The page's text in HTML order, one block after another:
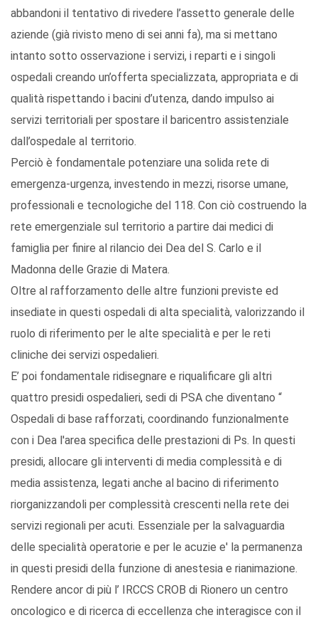
abbandoni il tentativo di rivedere l’assetto generale delle
aziende (già rivisto meno di sei anni fa), ma si mettano
intanto sotto osservazione i servizi, i reparti e i singoli
ospedali creando un’offerta specializzata, appropriata e di
qualità rispettando i bacini d’utenza, dando impulso ai
servizi territoriali per spostare il baricentro assistenziale
dall’ospedale al territorio.
Perciò è fondamentale potenziare una solida rete di
emergenza-urgenza, investendo in mezzi, risorse umane,
professionali e tecnologiche del 118. Con ciò costruendo la
rete emergenziale sul territorio a partire dai medici di
famiglia per finire al rilancio dei Dea del S. Carlo e il
Madonna delle Grazie di Matera.
Oltre al rafforzamento delle altre funzioni previste ed
insediate in questi ospedali di alta specialità, valorizzando il
ruolo di riferimento per le alte specialità e per le reti
cliniche dei servizi ospedalieri.
E’ poi fondamentale ridisegnare e riqualificare gli altri
quattro presidi ospedalieri, sedi di PSA che diventano “
Ospedali di base rafforzati, coordinando funzionalmente
con i Dea l'area specifica delle prestazioni di Ps. In questi
presidi, allocare gli interventi di media complessità e di
media assistenza, legati anche al bacino di riferimento
riorganizzandoli per complessità crescenti nella rete dei
servizi regionali per acuti. Essenziale per la salvaguardia
delle specialità operatorie e per le acuzie e' la permanenza
in questi presidi della funzione di anestesia e rianimazione.
Rendere ancor di più l’ IRCCS CROB di Rionero un centro
oncologico e di ricerca di eccellenza che interagisce con il